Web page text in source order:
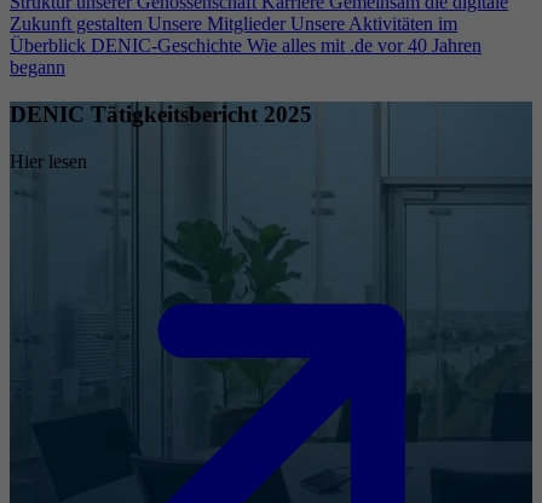
Zukunft gestalten Unsere Mitglieder Unsere Aktivitäten im
Überblick DENIC-Geschichte Wie alles mit .de vor 40 Jahren
begann
DENIC Tätigkeitsbericht 2025
Hier lesen